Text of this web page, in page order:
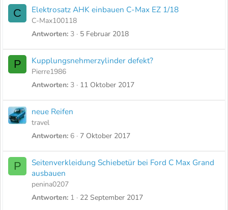
C Elektrosatz AHK einbauen C-Max EZ 1/18
C-Max100118
Antworten 3 5 Februar 2018
P Kupplungsnehmerzylinder defekt?
Pierre1986
Antworten 3 11 Oktober 2017
neue Reifen
travel
Antworten 6 7 Oktober 2017
P
Seitenverkleidung Schiebetür bei Ford C Max Grand
ausbauen
penina0207
Antworten 1 22 September 2017